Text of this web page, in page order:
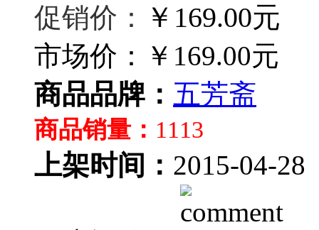
促销价：
￥169.00元
市场价：
￥169.00元
商品品牌： 五芳斋
商品销量： 1113
上架时间： 2015-04-28